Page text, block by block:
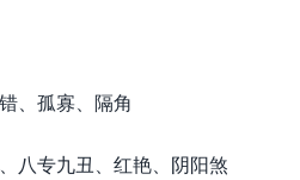
、孤寡、隔角
八专九丑、红艳、阴阳煞